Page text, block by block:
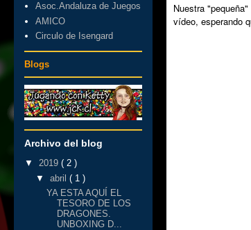
Nuestra
vídeo, esperando
Asoc.Andaluza de Juegos
AMICO
Circulo de Isengard
Blogs
Archivo del blog
▼ 2019 ( 2 )
▼ abril ( 1 )
YA ESTA AQUÍ EL
TESORO DE LOS
DRAGONES.
UNBOXING D...